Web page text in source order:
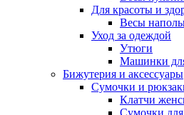
Для красоты и
Весы
Уход за одеждой
Утюги
Машинки
Бижутерия и аксессуары
Сумочки и
Клатчи
Сумочки для